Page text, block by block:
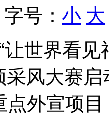
字号： 小 大
让世界看
采风大赛
点外宣项